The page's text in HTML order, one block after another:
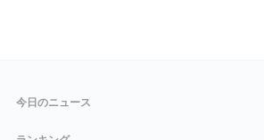
今日のニュース